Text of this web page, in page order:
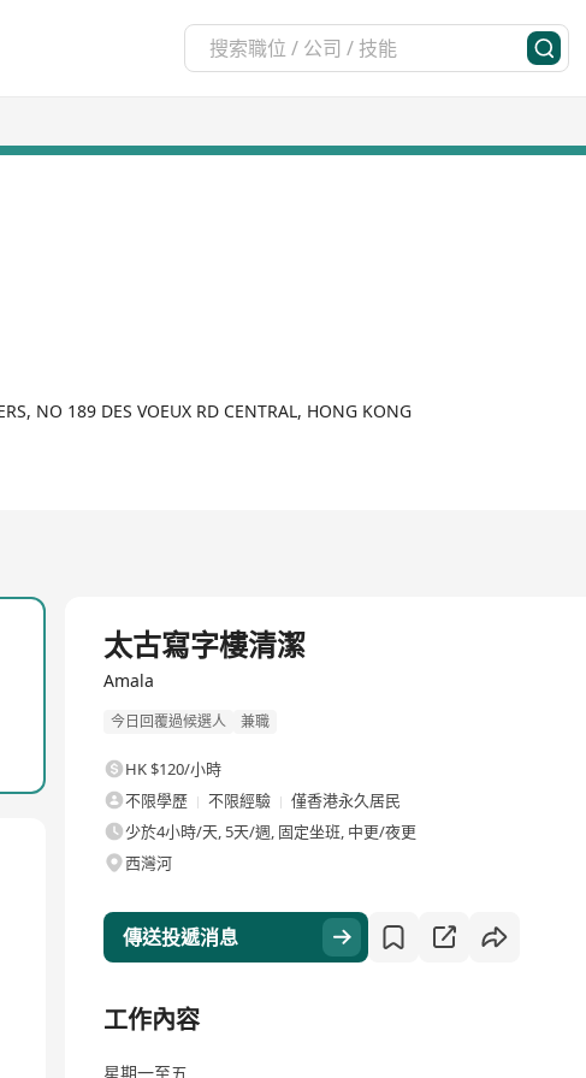
NO 189 DES VOEUX RD CENTRAL, HONG KONG
太古寫字樓清潔
Amala
今日回覆過候選人 兼職
HK $120/小時
不限學歷
不限經驗
僅香港永久居民
少於4小時/天, 5天/週, 固定坐班, 中更/夜更
西灣河
傳送投遞消息
工作內容
星期一至五